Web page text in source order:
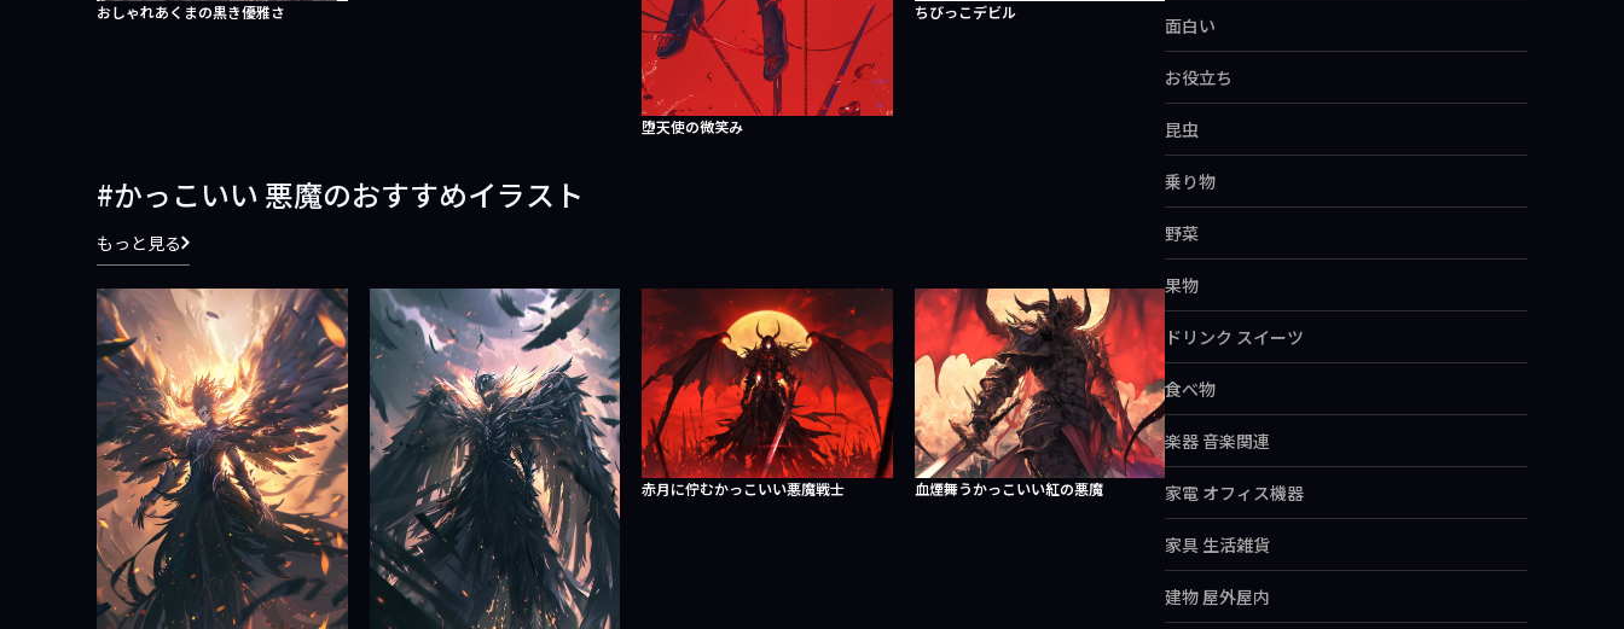
おしゃれあくまの黒き優雅さ
堕天使の微笑み
ちびっこデビル
かっこいい 悪魔のおすすめイラスト
赤月に佇むかっこいい悪魔戦士 血煙舞うかっこいい紅の悪魔
もっと見る
面白い
お役立ち
昆虫
乗り物
野菜
果物
ドリンク スイーツ
食べ物
楽器 音楽関連
家電 オフィス機器
家具 生活雑貨
建物 屋外屋内